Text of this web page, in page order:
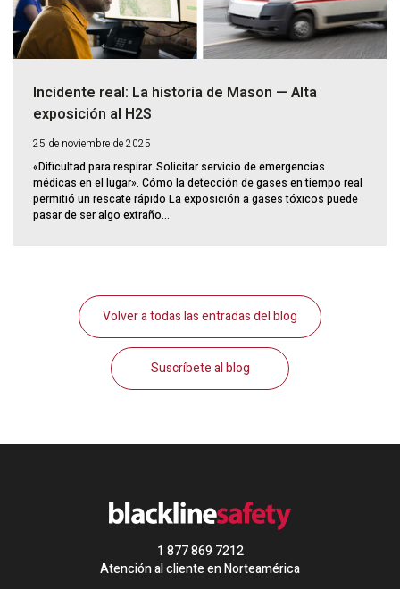
Incidente real: La historia de Mason — Alta
exposición al H2S
25 de noviembre de 2025
«Dificultad para respirar. Solicitar servicio de emergencias
médicas en el lugar». Cómo la detección de gases en tiempo real
permitió un rescate rápido La exposición a gases tóxicos puede
pasar de ser algo extraño...
Volver a todas las entradas del blog
Suscríbete al blog
1 877 869 7212
Atención al cliente en Norteamérica